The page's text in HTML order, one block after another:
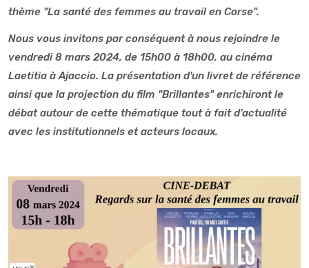
thème "La santé des femmes au travail en Corse".
Nous vous invitons par conséquent à nous rejoindre le
vendredi 8 mars 2024, de 15h00 à 18h00, au cinéma
Laetitia à Ajaccio. La présentation d'un livret de référence
ainsi que la projection du film "Brillantes" enrichiront le
débat autour de cette thématique tout à fait d'actualité
avec les institutionnels et acteurs locaux.